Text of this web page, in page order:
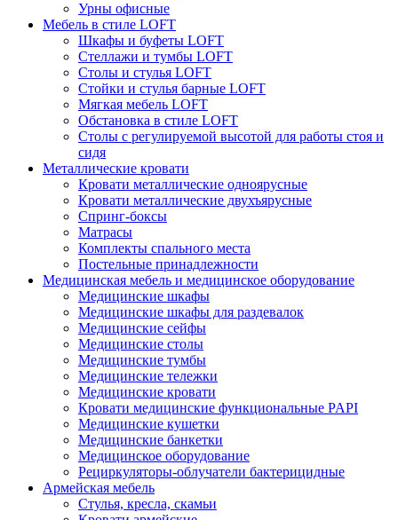
Урны офисные
Мебель в стиле LOFT
Шкафы и буфеты LOFT
Стеллажи и тумбы LOFT
Столы и стулья LOFT
Стойки и стулья барные LOFT
Мягкая мебель LOFT
Обстановка в стиле LOFT
Столы с регулируемой высотой для работы стоя и
сидя
Металлические кровати
Кровати металлические одноярусные
Кровати металлические двухъярусные
Спринг-боксы
Матрасы
Комплекты спального места
Постельные принадлежности
Медицинская мебель и медицинское оборудование
Медицинские шкафы
Медицинские шкафы для раздевалок
Медицинские сейфы
Медицинские столы
Медицинские тумбы
Медицинские тележки
Медицинские кровати
Кровати медицинские функциональные PAPI
Медицинские кушетки
Медицинские банкетки
Медицинское оборудование
Рециркуляторы-облучатели бактерицидные
Армейская мебель
Стулья, кресла, скамьи